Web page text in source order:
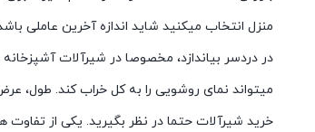
منزل انتخاب میکنید شاید اندازه آخرین عاملی
در دردسر بیاندازد، مخصوصا در شیرآلات
میتواند نمای روشویی را به کل خراب کند. طول،
خرید شیرآلات حتما در نظر بگیرید. یکی از تفاوت